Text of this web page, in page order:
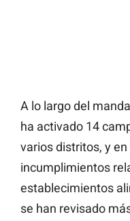
A lo largo del
ha activado 14
varios distritos, y
incumplimientos
establecimientos
se han revisado